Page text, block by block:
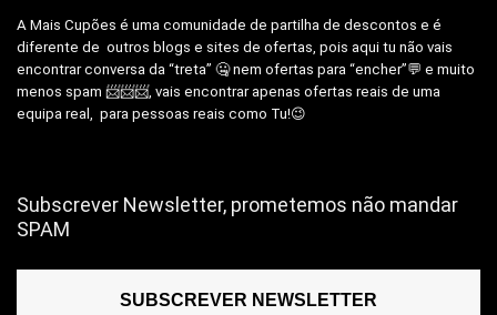
A Mais Cupões é uma comunidade de partilha de descontos e é
diferente de outros blogs e sites de ofertas, pois aqui tu não vais
encontrar conversa da “treta” 🤐 nem ofertas para “encher”💬 e muito
menos spam 📨📨📨, vais encontrar apenas ofertas reais de uma
equipa real, para pessoas reais como Tu!😉
Subscrever Newsletter, prometemos não mandar
SPAM
SUBSCREVER NEWSLETTER